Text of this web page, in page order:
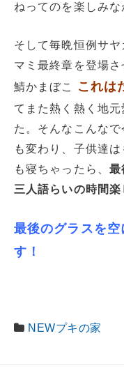
ねってのを楽しみな
そして毎晩恒例サ
マミ最終章を登場
鯖かまぼこ
これは
てまた熱く熱く地
た。そんなこんな
も変わり、子供達
も寝ちゃったら、 最
三人語らいの時間楽
最後のグラスを
す！
NEWプキの家